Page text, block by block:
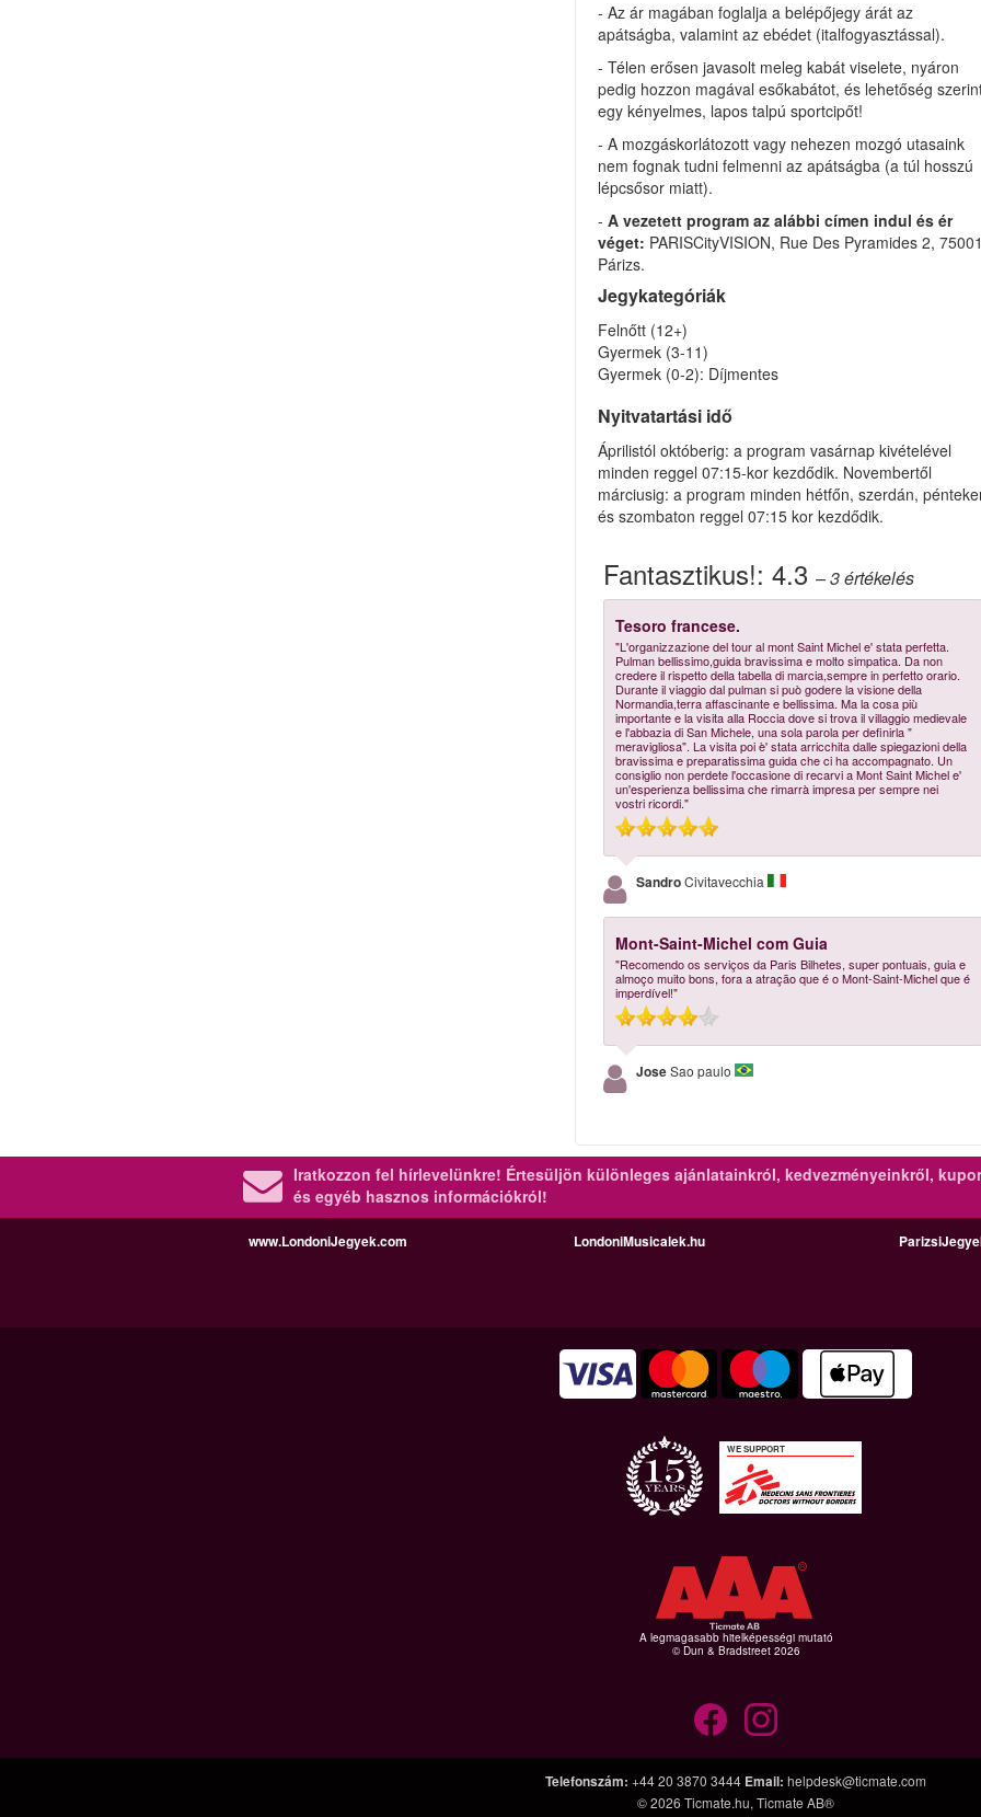
- Az ár magában foglalja a belépőjegy árát az
apátságba, valamint az ebédet (italfogyasztással).
- Télen erősen javasolt meleg kabát viselete, nyáron
pedig hozzon magával esőkabátot, és lehetőség
egy kényelmes, lapos talpú sportcipőt!
- A mozgáskorlátozott vagy nehezen mozgó utasaink
nem fognak tudni felmenni az apátságba (a túl hosszú
lépcsősor miatt).
- A vezetett program az alábbi címen indul és ér
véget: PARISCityVISION, Rue Des Pyramides 2,
Párizs.
Jegykategóriák
Felnőtt (12+)
Gyermek (3-11)
Gyermek (0-2): Díjmentes
Nyitvatartási idő
Áprilistól októberig: a program vasárnap kivételével
minden reggel 07:15-kor kezdődik. Novembertől
márciusig: a program minden hétfőn, szerdán,
és szombaton reggel 07:15 kor kezdődik.
Fantasztikus!:4.3– 3értékelés
Tesoro francese.
"L'organizzazione del tour al mont Saint Michel e' stata perfetta.
Pulman bellissimo,guida bravissima e molto simpatica. Da non
credere il rispetto della tabella di marcia,sempre in perfetto orario.
Durante il viaggio dal pulman si può godere la visione della
Normandia,terra affascinante e bellissima. Ma la cosa più
importante e la visita alla Roccia dove si trova il villaggio medievale
e l'abbazia di San Michele, una sola parola per definirla "
meravigliosa". La visita poi è' stata arricchita dalle spiegazioni della
bravissima e preparatissima guida che ci ha accompagnato. Un
consiglio non perdete l'occasione di recarvi a Mont Saint Michel e'
un'esperienza bellissima che rimarrà impresa per sempre nei
vostri ricordi."
SandroCivitavecchia
Mont-Saint-Michel com Guia
"Recomendo os serviços da Paris Bilhetes, super pontuais, guia e
almoço muito bons, fora a atração que é o Mont-Saint-Michel que é
imperdível!"
JoseSao paulo
Iratkozzon fel hírlevelünkre! Értesüljön különleges ajánlatainkról, kedvezményeinkről,
és egyéb hasznos információkról!
www.LondoniJegyek.com LondoniMusicalek.hu
WE SUPPORT
A legmagasabb hitelképességi mutató
© Dun & Bradstreet 2026
Telefonszám: +44 20 3870 3444 Email: helpdesk@ticmate.com
© 2026 Ticmate.hu, Ticmate AB®